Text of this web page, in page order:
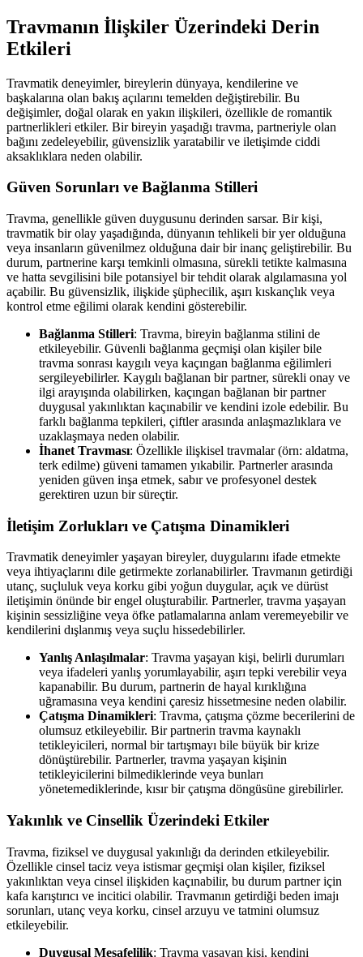
Travmanın İlişkiler Üzerindeki Derin
Etkileri
Travmatik deneyimler, bireylerin dünyaya, kendilerine ve
başkalarına olan bakış açılarını temelden değiştirebilir. Bu
değişimler, doğal olarak en yakın ilişkileri, özellikle de romantik
partnerlikleri etkiler. Bir bireyin yaşadığı travma, partneriyle olan
bağını zedeleyebilir, güvensizlik yaratabilir ve iletişimde ciddi
aksaklıklara neden olabilir.
Güven Sorunları ve Bağlanma Stilleri
Travma, genellikle güven duygusunu derinden sarsar. Bir kişi,
travmatik bir olay yaşadığında, dünyanın tehlikeli bir yer olduğuna
veya insanların güvenilmez olduğuna dair bir inanç geliştirebilir. Bu
durum, partnerine karşı temkinli olmasına, sürekli tetikte kalmasına
ve hatta sevgilisini bile potansiyel bir tehdit olarak algılamasına yol
açabilir. Bu güvensizlik, ilişkide şüphecilik, aşırı kıskançlık veya
kontrol etme eğilimi olarak kendini gösterebilir.
Bağlanma Stilleri: Travma, bireyin bağlanma stilini de
etkileyebilir. Güvenli bağlanma geçmişi olan kişiler bile
travma sonrası kaygılı veya kaçıngan bağlanma eğilimleri
sergileyebilirler. Kaygılı bağlanan bir partner, sürekli onay ve
ilgi arayışında olabilirken, kaçıngan bağlanan bir partner
duygusal yakınlıktan kaçınabilir ve kendini izole edebilir. Bu
farklı bağlanma tepkileri, çiftler arasında anlaşmazlıklara ve
uzaklaşmaya neden olabilir.
İhanet Travması: Özellikle ilişkisel travmalar (örn: aldatma,
terk edilme) güveni tamamen yıkabilir. Partnerler arasında
yeniden güven inşa etmek, sabır ve profesyonel destek
gerektiren uzun bir süreçtir.
İletişim Zorlukları ve Çatışma Dinamikleri
Travmatik deneyimler yaşayan bireyler, duygularını ifade etmekte
veya ihtiyaçlarını dile getirmekte zorlanabilirler. Travmanın getirdiği
utanç, suçluluk veya korku gibi yoğun duygular, açık ve dürüst
iletişimin önünde bir engel oluşturabilir. Partnerler, travma yaşayan
kişinin sessizliğine veya öfke patlamalarına anlam veremeyebilir ve
kendilerini dışlanmış veya suçlu hissedebilirler.
Yanlış Anlaşılmalar: Travma yaşayan kişi, belirli durumları
veya ifadeleri yanlış yorumlayabilir, aşırı tepki verebilir veya
kapanabilir. Bu durum, partnerin de hayal kırıklığına
uğramasına veya kendini çaresiz hissetmesine neden olabilir.
Çatışma Dinamikleri: Travma, çatışma çözme becerilerini de
olumsuz etkileyebilir. Bir partnerin travma kaynaklı
tetikleyicileri, normal bir tartışmayı bile büyük bir krize
dönüştürebilir. Partnerler, travma yaşayan kişinin
tetikleyicilerini bilmediklerinde veya bunları
yönetemediklerinde, kısır bir çatışma döngüsüne girebilirler.
Yakınlık ve Cinsellik Üzerindeki Etkiler
Travma, fiziksel ve duygusal yakınlığı da derinden etkileyebilir.
Özellikle cinsel taciz veya istismar geçmişi olan kişiler, fiziksel
yakınlıktan veya cinsel ilişkiden kaçınabilir, bu durum partner için
kafa karıştırıcı ve incitici olabilir. Travmanın getirdiği beden imajı
sorunları, utanç veya korku, cinsel arzuyu ve tatmini olumsuz
etkileyebilir.
Duygusal Mesafelilik: Travma yaşayan kişi, kendini